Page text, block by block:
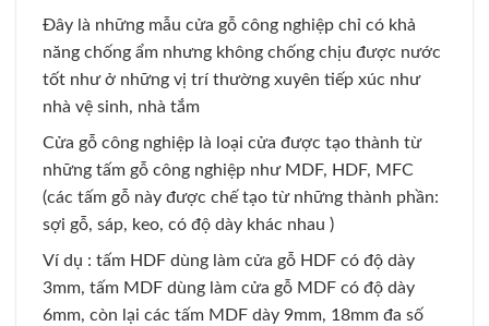
Đây là những mẫu cửa gỗ công nghiệp chỉ có khả
năng chống ẩm nhưng không chống chịu được nước
tốt như ở những vị trí thường xuyên tiếp xúc như
nhà vệ sinh, nhà tắm
Cửa gỗ công nghiệp là loại cửa được tạo thành từ
những tấm gỗ công nghiệp như MDF, HDF, MFC
(các tấm gỗ này được chế tạo từ những thành phần:
sợi gỗ, sáp, keo, có độ dày khác nhau )
Ví dụ : tấm HDF dùng làm cửa gỗ HDF có độ dày
3mm, tấm MDF dùng làm cửa gỗ MDF có độ dày
6mm, còn lại các tấm MDF dày 9mm, 18mm đa số